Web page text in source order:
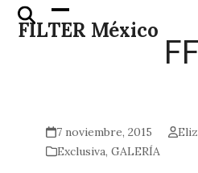
Skip
FILTER México
Open
mobile
Close
mobile
7 noviembre, 2015
Exclusiva,GALERÍA